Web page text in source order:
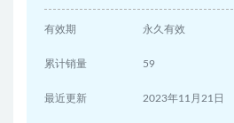
有效期 永久有效
累计销量 59
最近更新 2023年11月21日